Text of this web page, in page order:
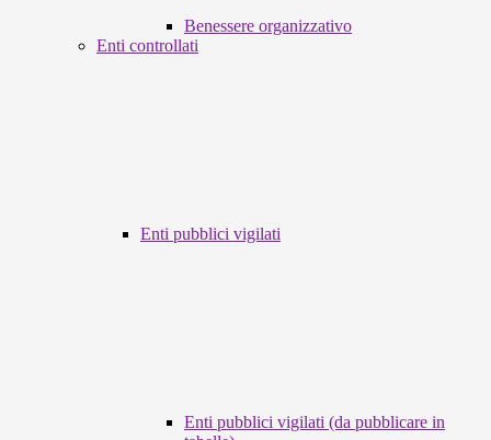
Benessere organizzativo
Enti controllati
Enti pubblici vigilati
Enti pubblici vigilati (da pubblicare in